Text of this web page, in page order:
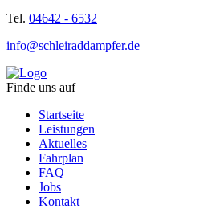
Tel. 04642 - 6532
info@schleiraddampfer.de
Finde uns auf
Startseite
Leistungen
Aktuelles
Fahrplan
FAQ
Jobs
Kontakt